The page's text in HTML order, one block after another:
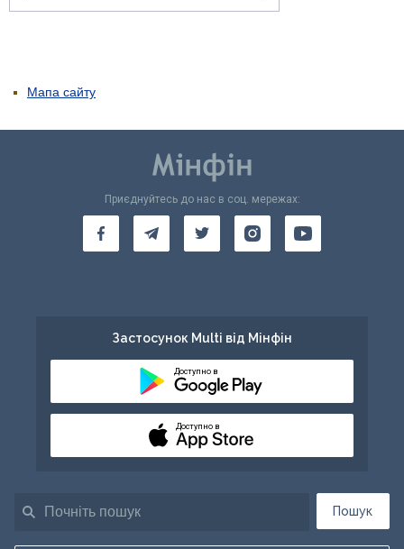
Мапа сайту
Пошук
Приєднуйтесь до нас в соц. мережах:
Застосунок Multi від Мінфін
Доступно в
Доступно в